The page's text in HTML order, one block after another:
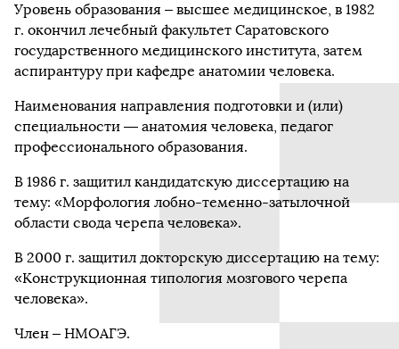
Уровень образования – высшее медицинское, в 1982
г. окончил лечебный факультет Саратовского
государственного медицинского института, затем
аспирантуру при кафедре анатомии человека.
Наименования направления подготовки и (или)
специальности — анатомия человека, педагог
профессионального образования.
В 1986 г. защитил кандидатскую диссертацию на
тему: «Морфология лобно-теменно-затылочной
области свода черепа человека».
В 2000 г. защитил докторскую диссертацию на тему:
«Конструкционная типология мозгового черепа
человека».
Член – НМОАГЭ.